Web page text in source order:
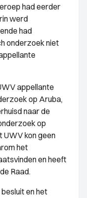
had eerder
werd
had
onderzoek niet
appellante
op Aruba,
naar de
op
UWV kon geen
het
en heeft
Raad.
en het